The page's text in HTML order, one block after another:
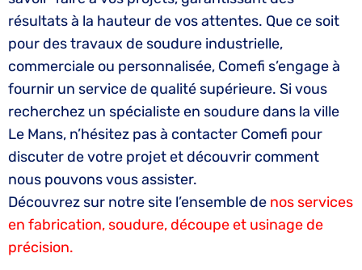
résultats à la hauteur de vos attentes. Que ce soit
pour des travaux de soudure industrielle,
commerciale ou personnalisée, Comefi s’engage à
fournir un service de qualité supérieure. Si vous
recherchez un spécialiste en soudure dans la ville
Le Mans, n’hésitez pas à contacter Comefi pour
discuter de votre projet et découvrir comment
nous pouvons vous assister.
Découvrez sur notre site l’ensemble de nos services
en fabrication, soudure, découpe et usinage de
précision.